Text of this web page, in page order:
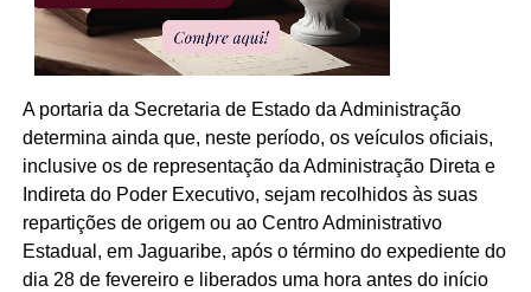
A portaria da Secretaria de Estado da Administração
determina ainda que, neste período, os veículos oficiais,
inclusive os de representação da Administração Direta e
Indireta do Poder Executivo, sejam recolhidos às suas
repartições de origem ou ao Centro Administrativo
Estadual, em Jaguaribe, após o término do expediente do
dia 28 de fevereiro e liberados uma hora antes do início